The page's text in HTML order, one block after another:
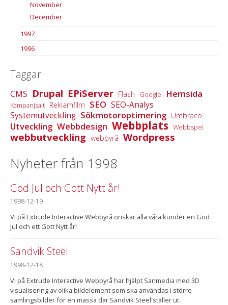
November
December
1997
1996
Taggar
CMS Drupal EPiServer Flash Google Hemsida
Kampanjsajt Reklamfilm SEO SEO-Analys
Systemutveckling Sökmotoroptimering Umbraco
Utveckling Webbdesign Webbplats Webbspel
webbutveckling webbyrå Wordpress
Nyheter från 1998
God Jul och Gott Nytt år!
1998-12-19
Vi på Extrude Interactive Webbyrå önskar alla våra kunder en God
Jul och ett Gott Nytt år!
Sandvik Steel
1998-12-18
Vi på Extrude Interactive Webbyrå har hjälpt Sanmedia med 3D
visualisering av olika bildelement som ska användas i större
samlingsbilder för en mässa där Sandvik Steel ställer ut.